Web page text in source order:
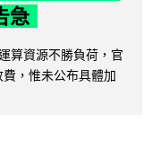
急
算資源不勝負荷，官
，惟未公布具體加